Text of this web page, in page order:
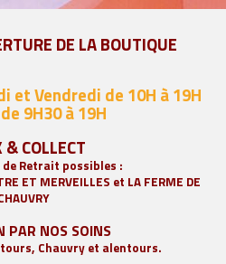
DE LA BOUTIQUE
et Vendredi de 10H à 19H
9H30 à 19H
& COLLECT
de Retrait possibles :
ET MERVEILLES et LA FERME DE
PAR NOS SOINS
Chauvry et alentours.